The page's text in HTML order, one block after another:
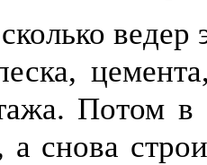
Потом
а снова